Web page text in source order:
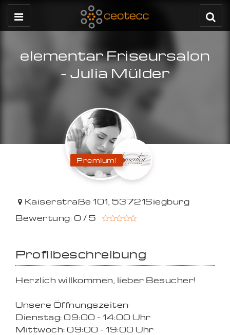
elementar Friseursalon
- Julia Mülder
Premium!
Kaiserstraße 101, 53721Siegburg
Bewertung: 0 / 5
Profilbeschreibung
Herzlich willkommen, lieber Besucher!
Unsere Öffnungszeiten:
Dienstag: 09:00 - 14:00 Uhr
Mittwoch: 09:00 - 19:00 Uhr